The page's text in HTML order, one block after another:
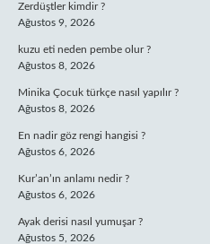
Zerdüştler kimdir ?
Ağustos 9, 2026
kuzu eti neden pembe olur ?
Ağustos 8, 2026
Minika Çocuk türkçe nasıl yapılır ?
Ağustos 8, 2026
En nadir göz rengi hangisi ?
Ağustos 6, 2026
Kur’an’ın anlamı nedir ?
Ağustos 6, 2026
Ayak derisi nasıl yumuşar ?
Ağustos 5, 2026